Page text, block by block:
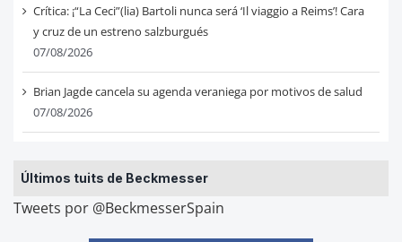
Crítica: ¡“La Ceci”(lia) Bartoli nunca será ‘Il viaggio a Reims’! Cara
y cruz de un estreno salzburgués
07/08/2026
Brian Jagde cancela su agenda veraniega por motivos de salud
07/08/2026
Últimos tuits de Beckmesser
Tweets por @BeckmesserSpain